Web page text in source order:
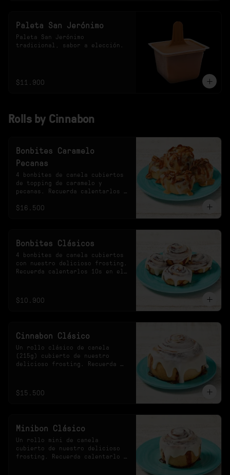
Paleta San Jerónimo
Paleta San Jerónimo
tradicional, sabor a elección.
$11.900
Rolls by Cinnabon
Bonbites Caramelo
Pecanas
4 bonbites de canela cubiertos
de topping de caramelo y
pecanas. Recuerda calentarlos
$16.500
Bonbites Clásicos
4 bonbites de canela cubiertos
con nuestro delicioso frosting.
Recuerda calentarlos 10s en el
$10.900
Cinnabon Clásico
Un rollo clásico de canela
(215g) cubierto de nuestro
delicioso frosting. Recuerda
$15.500
Minibon Clásico
Un rollo mini de canela
cubierto de nuestro delicioso
frosting. Recuerda calentarlo